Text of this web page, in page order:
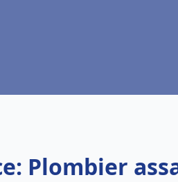
Plombier